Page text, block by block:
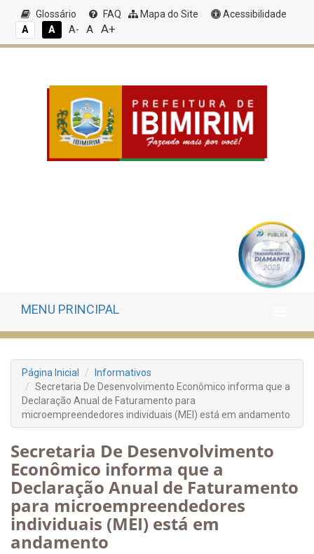
Glossário FAQ Mapa do Site
Acessibilidade
A
A A- A A+
MENU PRINCIPAL
Página Inicial
Informativos
Secretaria De Desenvolvimento Econômico informa que a
Declaração Anual de Faturamento para
microempreendedores individuais (MEI) está em andamento
Secretaria De Desenvolvimento
Econômico informa que a
Declaração Anual de Faturamento
para microempreendedores
individuais (MEI) está em
andamento